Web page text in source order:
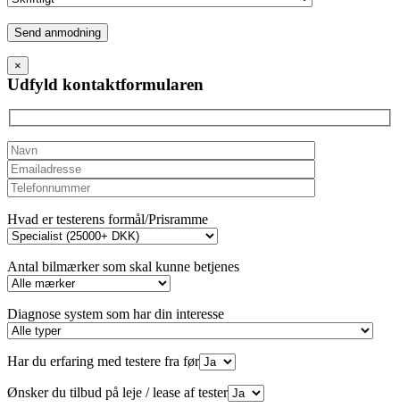
Please
leave
this
field
empty.
×
Udfyld kontaktformularen
Hvad er testerens formål/Prisramme
Antal bilmærker som skal kunne betjenes
Diagnose system som har din interesse
Har du erfaring med testere fra før
Ønsker du tilbud på leje / lease af tester